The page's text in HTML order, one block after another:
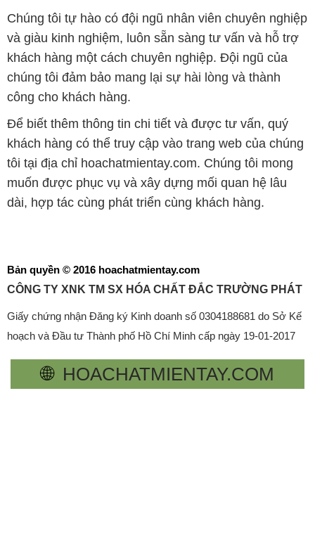
Chúng tôi tự hào có đội ngũ nhân viên chuyên nghiệp
và giàu kinh nghiệm, luôn sẵn sàng tư vấn và hỗ trợ
khách hàng một cách chuyên nghiệp. Đội ngũ của
chúng tôi đảm bảo mang lại sự hài lòng và thành
công cho khách hàng.
Để biết thêm thông tin chi tiết và được tư vấn, quý
khách hàng có thể truy cập vào trang web của chúng
tôi tại địa chỉ hoachatmientay.com. Chúng tôi mong
muốn được phục vụ và xây dựng mối quan hệ lâu
dài, hợp tác cùng phát triển cùng khách hàng.
Bản quyền © 2016 hoachatmientay.com
CÔNG TY XNK TM SX HÓA CHẤT ĐẮC TRƯỜNG PHÁT
Giấy chứng nhận Đăng ký Kinh doanh số 0304188681 do Sở Kế
hoạch và Đầu tư Thành phố Hồ Chí Minh cấp ngày 19-01-2017
🌐 HOACHATMIENTAY.COM